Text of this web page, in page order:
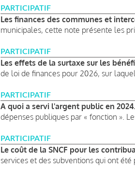
PARTICIPATIF
Les finances des communes et
municipales, cette note présente les
PARTICIPATIF
Les effets de la surtaxe sur les
de loi de finances pour 2026, sur
PARTICIPATIF
A quoi a servi l'argent public en
dépenses publiques par « fonction ».
PARTICIPATIF
Le coût de la SNCF pour les
services et des subventions qui ont été